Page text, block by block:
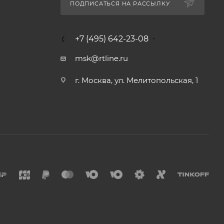
ПОДПИСАТЬСЯ НА РАССЫЛКУ
+7 (495) 642-23-08
msk@rtline.ru
г. Москва, ул. Мелитопольская, 1